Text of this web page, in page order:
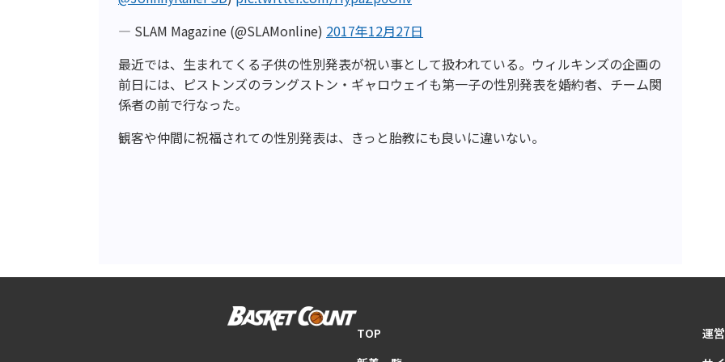
— SLAM Magazine (@SLAMonline) 2017年12月27日
最近では、生まれてくる子供の性別発表が祝い事として扱われている。ウィルキンズの企画の
前日には、ピストンズのラングストン・ギャロウェイも第一子の性別発表を婚約者、チーム関
係者の前で行なった。
観客や仲間に祝福されての性別発表は、きっと胎教にも良いに違いない。
TOP
運